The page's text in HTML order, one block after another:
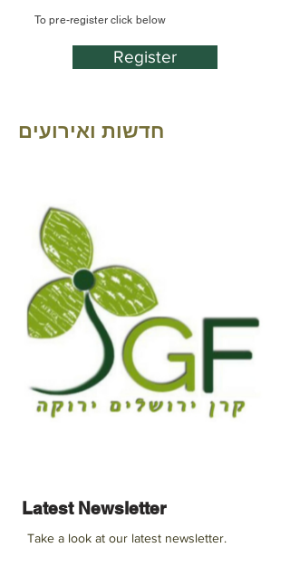
To pre-register click below
Register
חדשות ואירועים
Latest Newsletter
Take a look at our latest newsletter.